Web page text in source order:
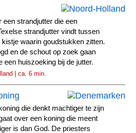
een strandjutter die een
strandjutter vindt tussen
waarin goudstukken zitten.
en de schout op zoek gaan
een huiszoeking bij de jutter.
| ca. 6 min.
die denkt machtiger te zijn
over een koning die meent
is dan God. De priesters